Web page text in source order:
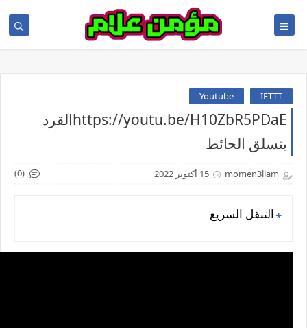
IFTTT
Youtube
https://youtu.be/H10ZbR5PDaEالقرد
يتسلق الحائط
momen3llam 15 أكتوبر 2022 (0)
التنقل السريع